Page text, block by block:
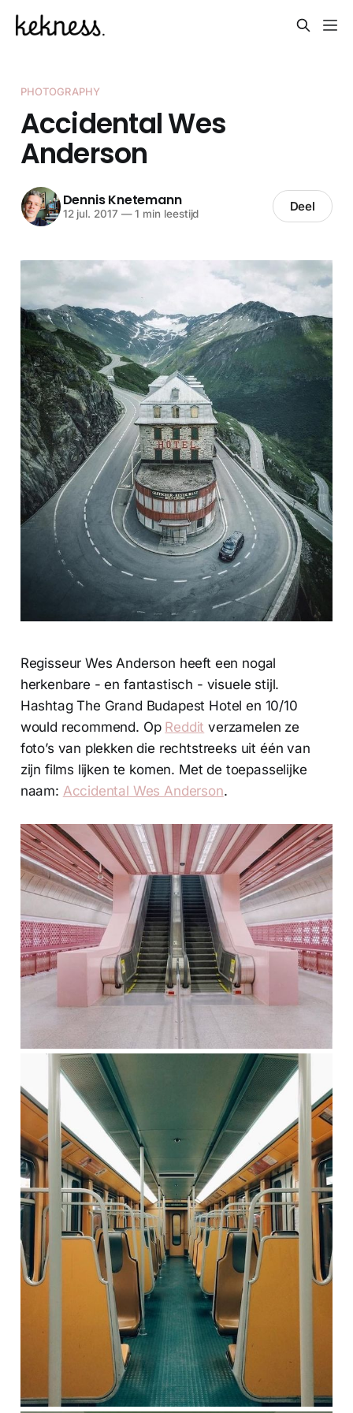
PHOTOGRAPHY
Accidental Wes
Anderson
Dennis Knetemann
12 jul. 2017 —1 min leestijd Deel
Regisseur Wes Anderson heeft een nogal
herkenbare - en fantastisch - visuele stijl.
Hashtag The Grand Budapest Hotel en 10/10
would recommend. Op Reddit verzamelen ze
foto’s van plekken die rechtstreeks uit één van
zijn films lijken te komen. Met de toepasselijke
naam: Accidental Wes Anderson.